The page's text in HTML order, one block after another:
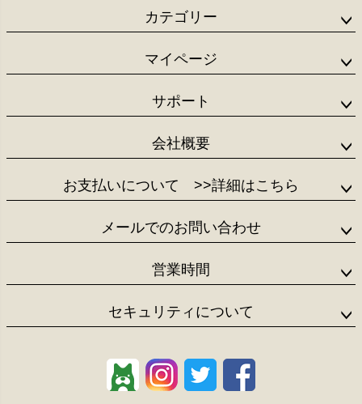
ップ
カテゴリー
マイページ
サポート
会社概要
お支払いについて >>詳細はこちら
メールでのお問い合わせ
営業時間
セキュリティについて